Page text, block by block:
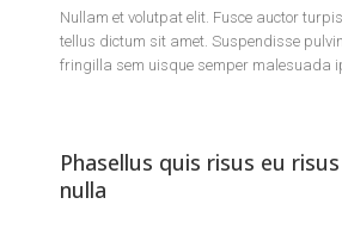
Nullam et volutpat elit. Fusce auctor
tellus dictum sit amet. Suspendisse
fringilla sem uisque semper malesuada
Phasellus quis risus eu
nulla